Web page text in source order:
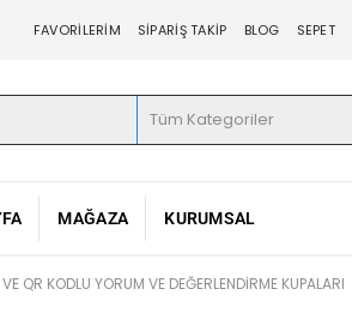
FAVORILERIM SIPARIŞ TAKIP BLOG SEPET
MAĞAZA KURUMSAL
QR KODLU YORUM VE DEĞERLENDIRME KUPALARI